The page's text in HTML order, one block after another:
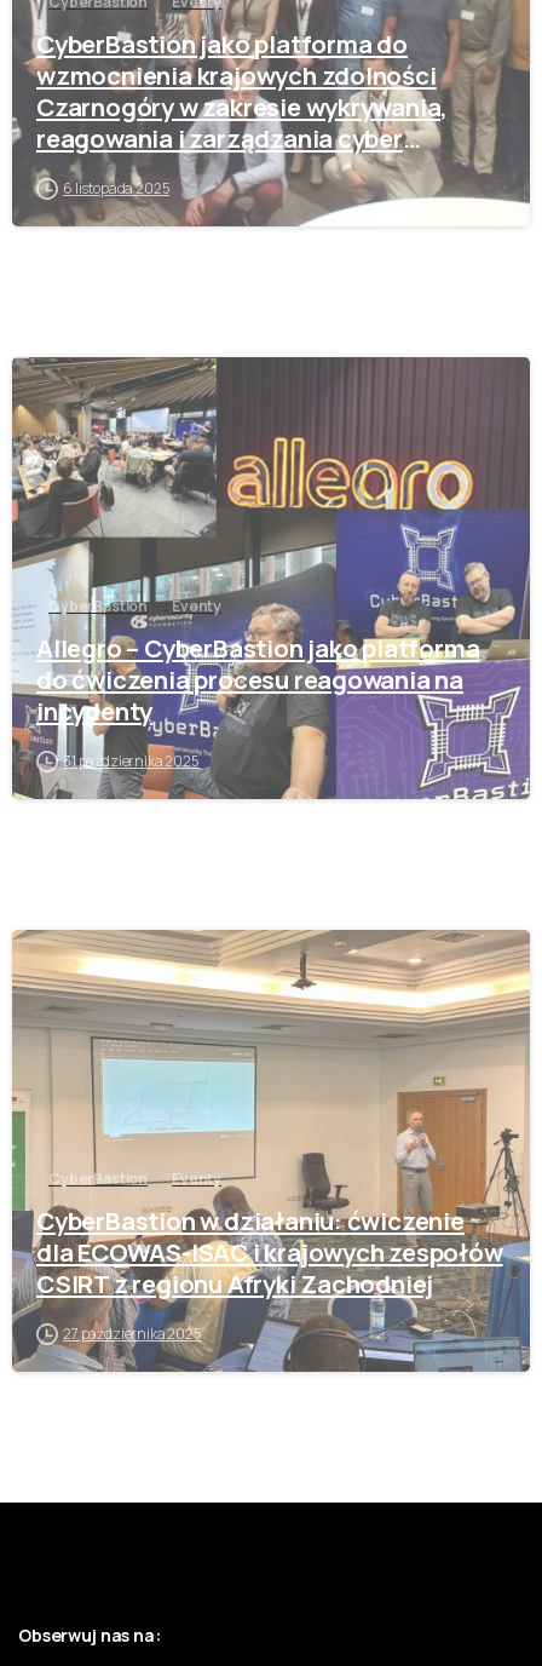
CyberBastion jako platforma do
wzmocnienia krajowych zdolności
Czarnogóry w zakresie wykrywania,
reagowania i zarządzania cyber
incydentami
6 listopada 2025
CyberBastion Eventy
Allegro – CyberBastion jako platforma
do ćwiczenia procesu reagowania na
incydenty
31 października 2025
-
CyberBastion Eventy
CyberBastion w działaniu: ćwiczenie
dla ECOWAS-ISAC i krajowych zespołów
CSIRT z regionu Afryki Zachodniej
27 października 2025
Obserwuj nas na: